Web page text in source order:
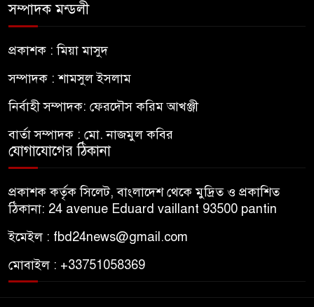
সম্পাদক মন্ডলী
প্রকাশক : মিয়া মাসুদ
সম্পাদক : শামসুল ইসলাম
নির্বাহী সম্পাদক: ফেরদৌস করিম আখঞ্জী
বার্তা সম্পাদক : মো. নাজমুল কবির
যোগাযোগের ঠিকানা
প্রকাশক কর্তৃক সিলেট, বাংলাদেশ থেকে মুদ্রিত ও প্রকাশিত
ঠিকানা: 24 avenue Eduard vaillant 93500 pantin
ইমেইল : fbd24news@gmail.com
মোবাইল : +33751058369